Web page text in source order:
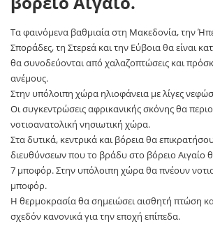
Τα φαινόμενα βαθμιαία στη Μακεδονία, την
Σποράδες, τη Στερεά και την Εύβοια θα είναι
θα συνοδεύονται από χαλαζοπτώσεις και
ανέμους.
Στην υπόλοιπη χώρα ηλιοφάνεια με λίγες
Οι συγκεντρώσεις αφρικανικής σκόνης θα
νοτιοανατολική νησιωτική χώρα.
Στα δυτικά, κεντρικά και βόρεια θα
διευθύνσεων που το βράδυ στο βόρειο Αιγαίο
7 μποφόρ. Στην υπόλοιπη χώρα θα πνέουν
μποφόρ.
Η θερμοκρασία θα σημειώσει αισθητή πτώση
σχεδόν κανονικά για την εποχή επίπεδα.